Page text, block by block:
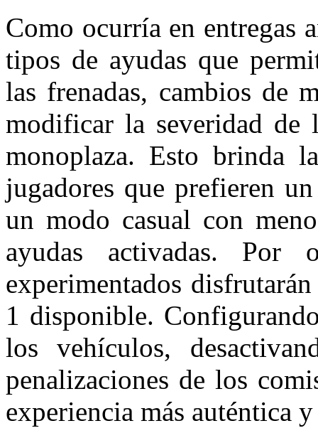
Como ocurría en entregas
tipos de ayudas que
las frenadas, cambios de
modificar la severidad de
monoplaza. Esto brinda
jugadores que prefieren
un modo casual con
ayudas activadas. Por
experimentados
1 disponible.
los vehículos,
penalizaciones de los
experiencia más auténtica